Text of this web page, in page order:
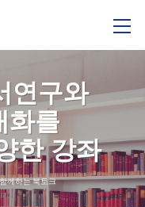
연구와
화를
한 강좌
께하는 북토크